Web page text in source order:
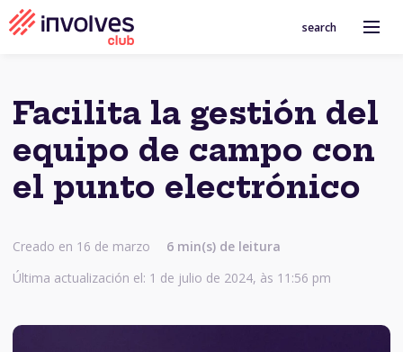
search
Facilita la gestión del
equipo de campo con
el punto electrónico
Creado en 16 de marzo
6 min(s) de leitura
Última actualización el: 1 de julio de 2024, às 11:56 pm